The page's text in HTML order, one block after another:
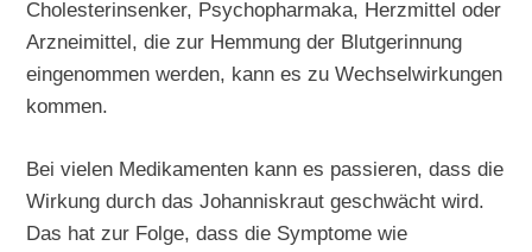
Cholesterinsenker, Psychopharmaka, Herzmittel oder
Arzneimittel, die zur Hemmung der Blutgerinnung
eingenommen werden, kann es zu Wechselwirkungen
kommen.
Bei vielen Medikamenten kann es passieren, dass die
Wirkung durch das Johanniskraut geschwächt wird.
Das hat zur Folge, dass die Symptome wie